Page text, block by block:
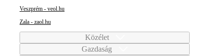
Veszprém - veol.hu
Zala - zaol.hu
Közélet
Gazdaság